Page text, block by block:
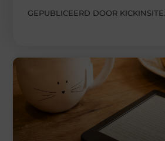
GEPUBLICEERD DOOR